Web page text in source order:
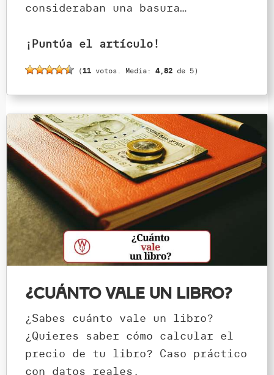
consideraban una basura…
¡Puntúa el artículo!
(11 votos. Media: 4,82 de 5)
¿Cuánto vale un libro?
¿Sabes cuánto vale un libro?
¿Quieres saber cómo calcular el
precio de tu libro? Caso práctico
con datos reales.